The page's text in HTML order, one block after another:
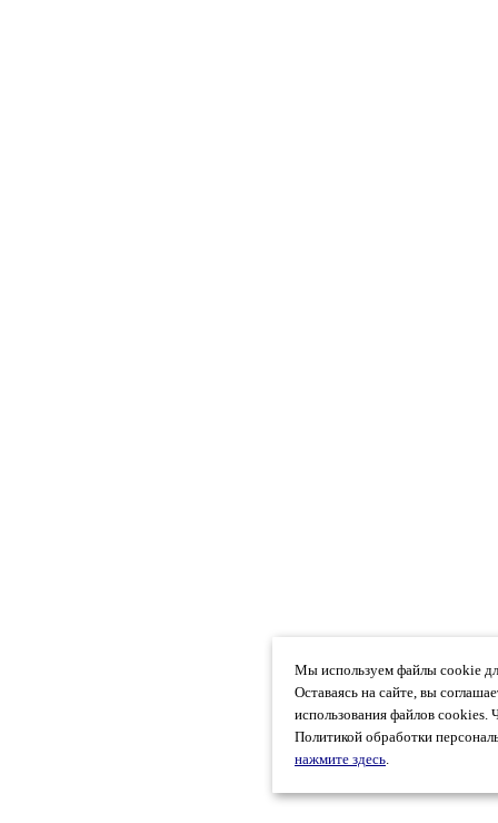
Мы используем файлы cookie
Оставаясь на сайте, вы
использования файлов cookies.
Политикой обработки
нажмите здесь.